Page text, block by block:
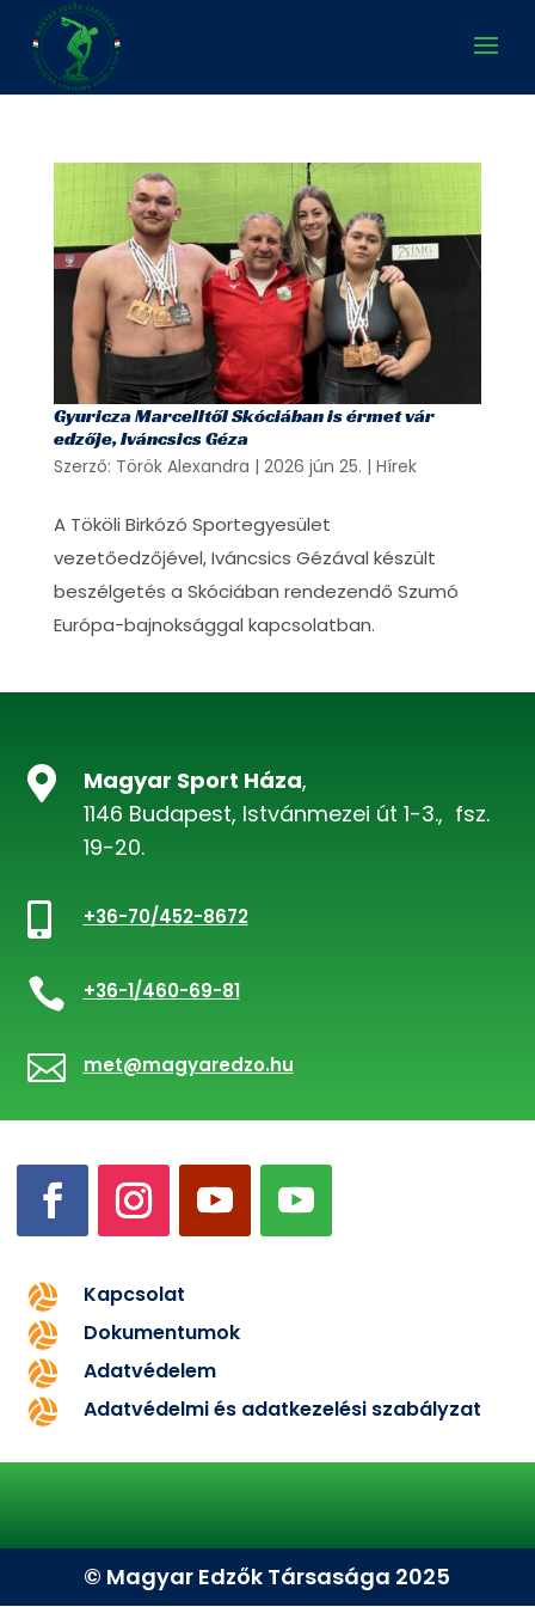
Gyuricza Marcelltől Skóciában is érmet vár
edzője, Iváncsics Géza
Szerző: Török Alexandra | 2026 jún 25. | Hírek
A Tököli Birkózó Sportegyesület
vezetőedzőjével, Iváncsics Gézával készült
beszélgetés a Skóciában rendezendő Szumó
Európa-bajnoksággal kapcsolatban.
 Magyar Sport Háza,
1146 Budapest, Istvánmezei út 1-3., fsz.
19-20.
 +36-70/452-8672
 +36-1/460-69-81
 met@magyaredzo.hu
 Kapcsolat
 Dokumentumok
 Adatvédelem
 Adatvédelmi és adatkezelési szabályzat
© Magyar Edzők Társasága 2025